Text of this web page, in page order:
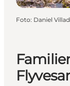
Foto: Daniel